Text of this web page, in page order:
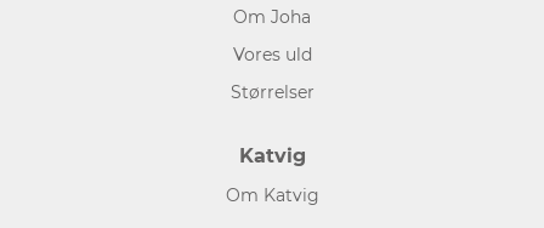
Om Joha
Vores uld
Størrelser
Katvig
Om Katvig